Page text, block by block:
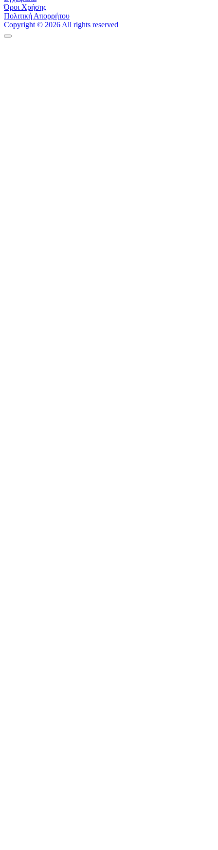
Όροι Χρήσης
Πολιτική Απορρήτου
Copyright © 2026 All rights reserved